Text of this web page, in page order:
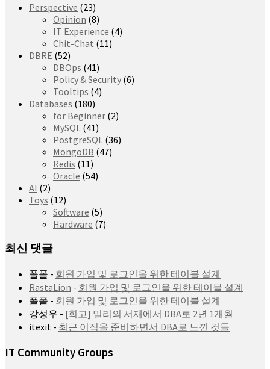
Perspective (23)
Opinion (8)
IT Experience (4)
Chit-Chat (11)
DBRE (52)
DBOps (41)
Policy & Security (6)
Tooltips (4)
Databases (180)
for Beginner (2)
MySQL (41)
PostgreSQL (36)
MongoDB (47)
Redis (11)
Oracle (54)
AI (2)
Toys (12)
Software (5)
Hardware (7)
최신 댓글
폴폴 - 회원 가입 및 로그인을 위한 테이블 설계
RastaLion - 회원 가입 및 로그인을 위한 테이블 설계
폴폴 - 회원 가입 및 로그인을 위한 테이블 설계
강성우 - [회고] 밀리의 서재에서 DBA로 2년 1개월
itexit - 최근 이직을 준비하면서 DBA로 느낀 것들
IT Community Groups